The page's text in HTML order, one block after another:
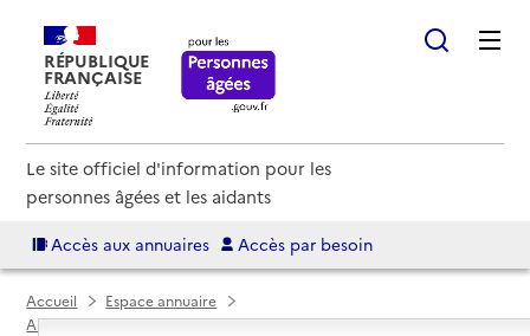
RÉPUBLIQUE
FRANÇAISE
Le site officiel d'information pour les
personnes âgées et les aidants
Accès aux annuaires Accès par besoin
Accueil
Espace annuaire
Annuaire EHPAD et maisons de retraite